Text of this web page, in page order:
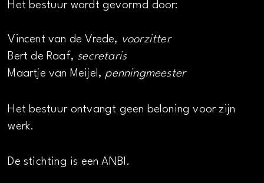
Het bestuur wordt gevormd door:
Vincent van de Vrede, voorzitter
Bert de Raaf, secretaris
Maartje van Meijel, penningmeester
Het bestuur ontvangt geen beloning voor zijn
werk.
De stichting is een ANBI.